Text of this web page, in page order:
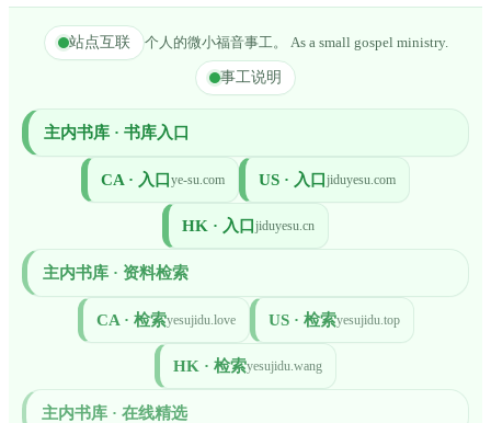
站点互联 个人的微小福音事工。 As a small gospel ministry.
事工说明
主内书库 · 书库入口
CA · 入口 ye-su.com US · 入口 jiduyesu.com
HK · 入口 jiduyesu.cn
主内书库 · 资料检索
CA · 检索yesujidu.love US · 检索yesujidu.top
HK · 检索yesujidu.wang
主内书库 · 在线精选